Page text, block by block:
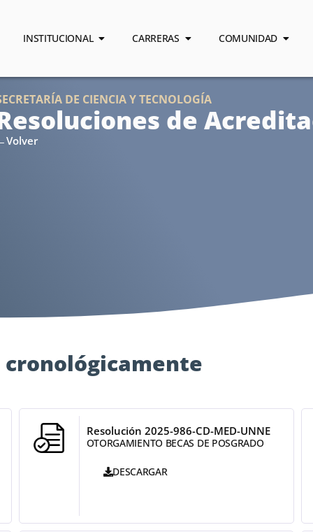
INSTITUCIONAL CARRERAS COMUNIDAD
DE CIENCIA Y TECNOLOGÍA
de
cronológicamente
Resolución 2025-986-CD-MED-UNNE
OTORGAMIENTO BECAS DE POSGRADO
DESCARGAR